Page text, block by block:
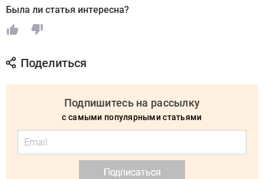
Была ли статья интересна?
Поделиться
Подпишитесь на рассылку
с самыми популярными статьями
Подписаться